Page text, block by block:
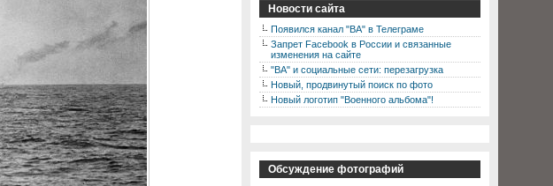
Новости сайта
Появился канал "ВА" в Телеграме
Запрет Facebook в России и связанные
изменения на сайте
"ВА" и социальные сети: перезагрузка
Новый, продвинутый поиск по фото
Новый логотип "Военного альбома"!
Обсуждение фотографий